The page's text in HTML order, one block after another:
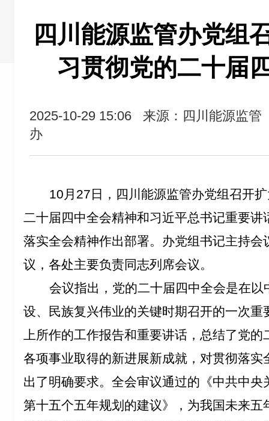
四川能源监管办党组
习贯彻党的二十届
2025-10-29 15:06
来源：四川能源监管
办
10 月 27 日，四川能源监管办党组召开
二十届四中全会精神和习近平总书记重要
落实全会精神作出部署。办党组书记主持
议，各处主要负责同志列席会议。
会议指出，党的二十届四中全会是在
设、民族复兴伟业的关键时期召开的一次
上所作的工作报告和重要讲话，总结了党
各项事业取得的新进展新成就，对贯彻落
出了明确要求。全会审议通过的《中共中
第十五个五年规划的建议》，为我国未来